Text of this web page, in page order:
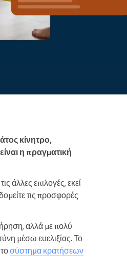
Διαβάστε περισσότερα
κίνητρο,
η πραγματική
άλλες επιλογές, εκεί
τις προσφορές
αλλά με πολύ
μέσω ευελιξίας. Το
σύστημα κρατήσεων